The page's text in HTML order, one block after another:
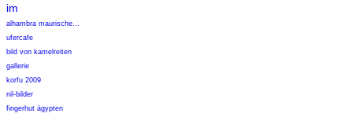
im
alhambra maurische...
ufercafe
bild von kamelreiten
gallerie
korfu 2009
nil-bilder
fingerhut ägypten